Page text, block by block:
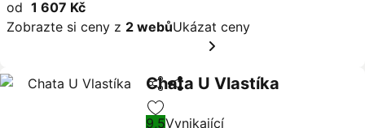
od 1 607 Kč
Zobrazte si ceny z 2 webůUkázat ceny
Sdílet
Chata U Vlastíka
Ukázat ceny
9,5Vynikající